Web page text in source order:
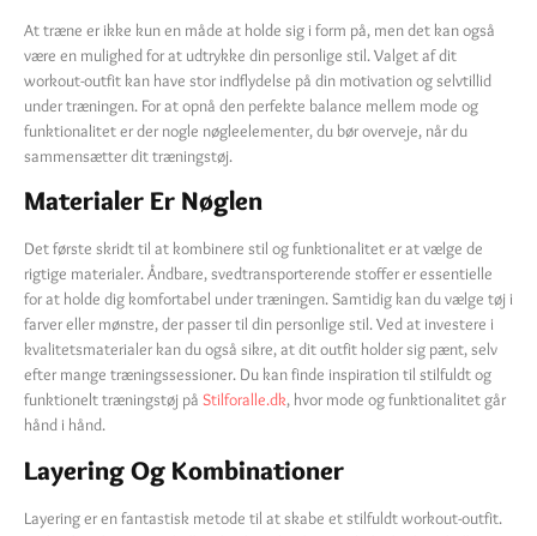
At træne er ikke kun en måde at holde sig i form på, men det kan også
være en mulighed for at udtrykke din personlige stil. Valget af dit
workout-outfit kan have stor indflydelse på din motivation og selvtillid
under træningen. For at opnå den perfekte balance mellem mode og
funktionalitet er der nogle nøgleelementer, du bør overveje, når du
sammensætter dit træningstøj.
Materialer Er Nøglen
Det første skridt til at kombinere stil og funktionalitet er at vælge de
rigtige materialer. Åndbare, svedtransporterende stoffer er essentielle
for at holde dig komfortabel under træningen. Samtidig kan du vælge tøj i
farver eller mønstre, der passer til din personlige stil. Ved at investere i
kvalitetsmaterialer kan du også sikre, at dit outfit holder sig pænt, selv
efter mange træningssessioner. Du kan finde inspiration til stilfuldt og
funktionelt træningstøj på Stilforalle.dk, hvor mode og funktionalitet går
hånd i hånd.
Layering Og Kombinationer
Layering er en fantastisk metode til at skabe et stilfuldt workout-outfit.